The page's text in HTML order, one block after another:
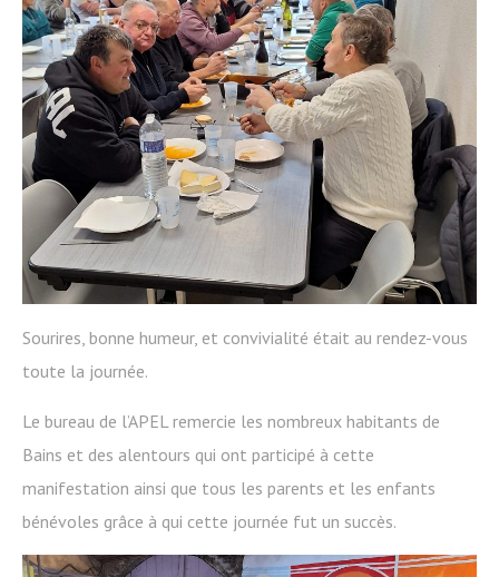
Sourires, bonne humeur, et convivialité était au rendez-vous
toute la journée.
Le bureau de l’APEL remercie les nombreux habitants de
Bains et des alentours qui ont participé à cette
manifestation ainsi que tous les parents et les enfants
bénévoles grâce à qui cette journée fut un succès.